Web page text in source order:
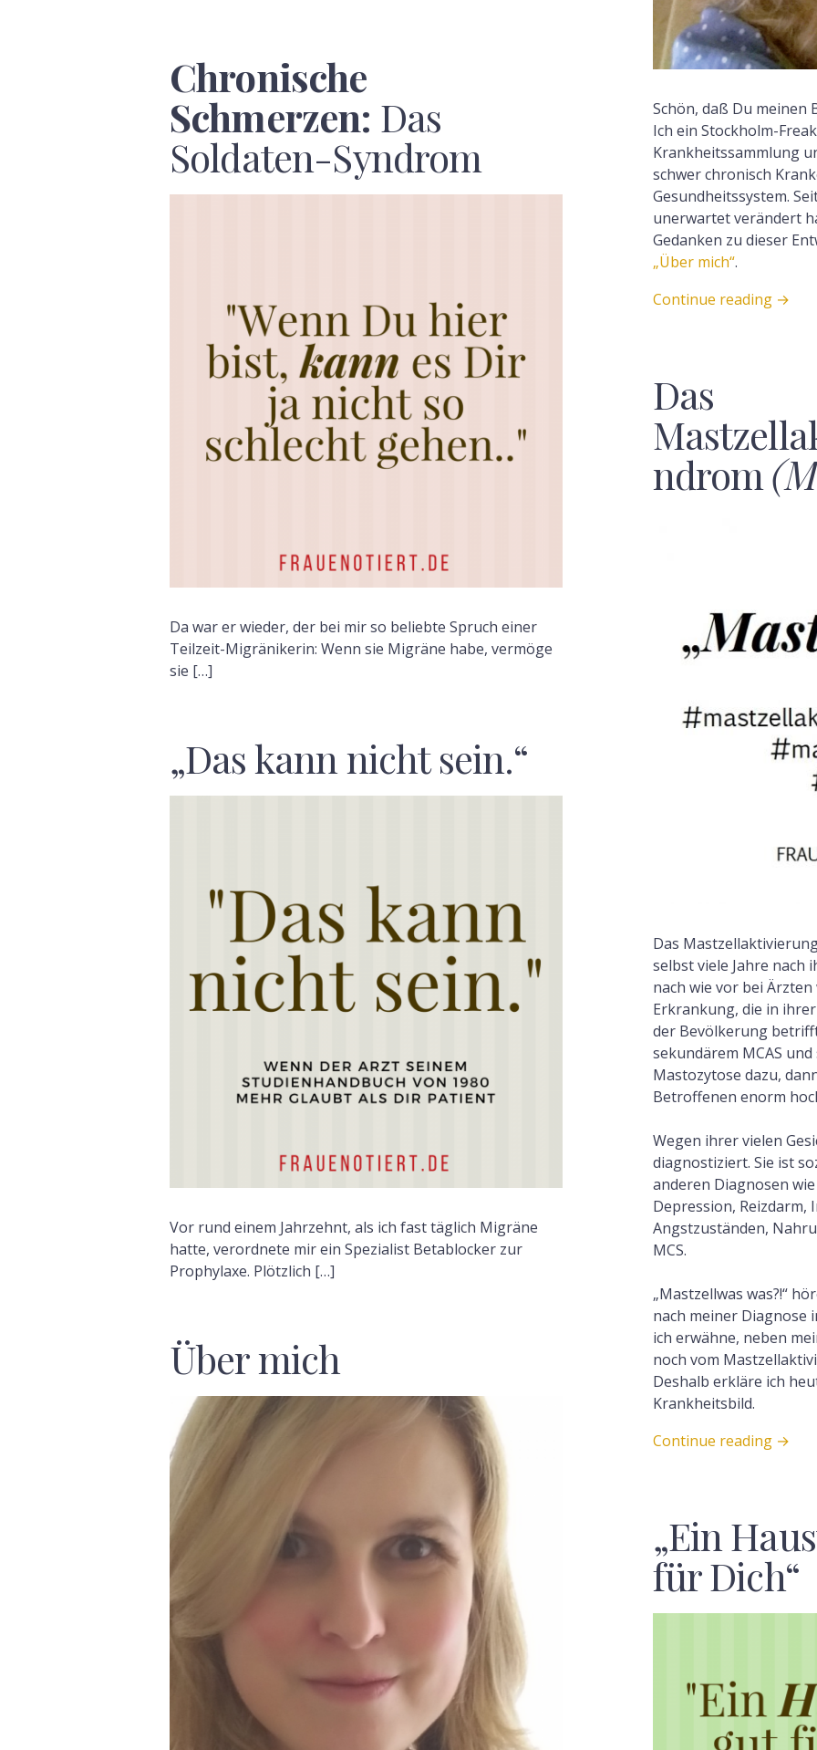
Schön, daß Du meinen
Ich ein Stockholm-
Krankheitssammlung
schwer chronisch
Gesundheitssystem.
unerwartet verändert
Gedanken zu dieser
„Über mich“.
Continue reading →
Chronische
Schmerzen: Das
Soldaten-Syndrom
F
Da war er wieder, der bei mir so beliebte Spruch einer
Teilzeit-Migränikerin: Wenn sie Migräne habe, vermöge
sie […]
Das
ndrom
Das
selbst viele Jahre nach
nach wie vor bei
Erkrankung, die in
der Bevölkerung
sekundärem MCAS
Mastozytose dazu,
Betroffenen enorm
Wegen ihrer vielen
diagnostiziert. Sie ist
anderen Diagnosen
Depression,
Angstzuständen,
MCS.
„Mastzellwas was?!“
nach meiner Diagnose
ich erwähne, neben
noch vom
Deshalb erkläre ich
Krankheitsbild.
Continue reading →
„Das kann nicht sein.“
F
Vor rund einem Jahrzehnt, als ich fast täglich Migräne
hatte, verordnete mir ein Spezialist Betablocker zur
Prophylaxe. Plötzlich […]
Über mich
„Ein
für Dich“